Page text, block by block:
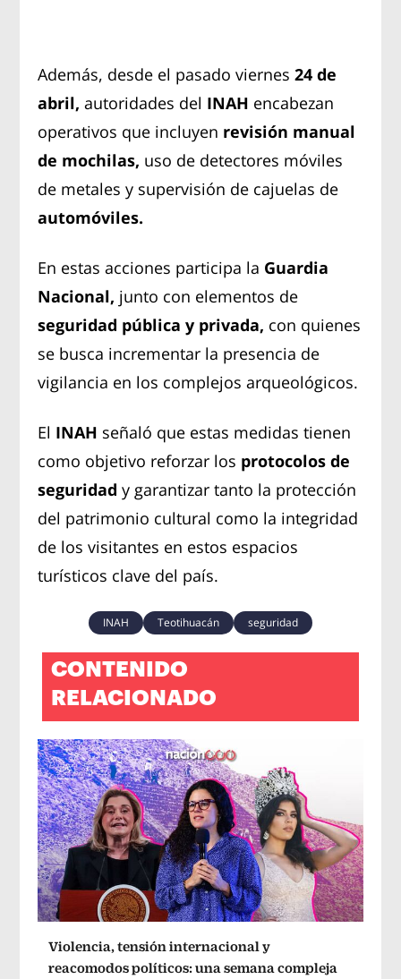
Además, desde el pasado viernes24 de
abril, autoridades del INAH encabezan
operativos que incluyen revisión manual
de mochilas, uso de detectores móviles
de metales y supervisión de cajuelas de
automóviles.
En estas acciones participa la Guardia
Nacional, junto con elementos de
seguridad pública y privada, con quienes
se busca incrementar la presencia de
vigilancia en los complejos arqueológicos.
El INAH señaló que estas medidas tienen
como objetivo reforzar los protocolos de
seguridady garantizar tanto la protección
del patrimonio cultural como la integridad
de los visitantes en estos espacios
turísticos clave del país.
INAH Teotihuacán seguridad
CONTENIDO
RELACIONADO
Violencia, tensión internacional y
reacomodos políticos: una semana compleja